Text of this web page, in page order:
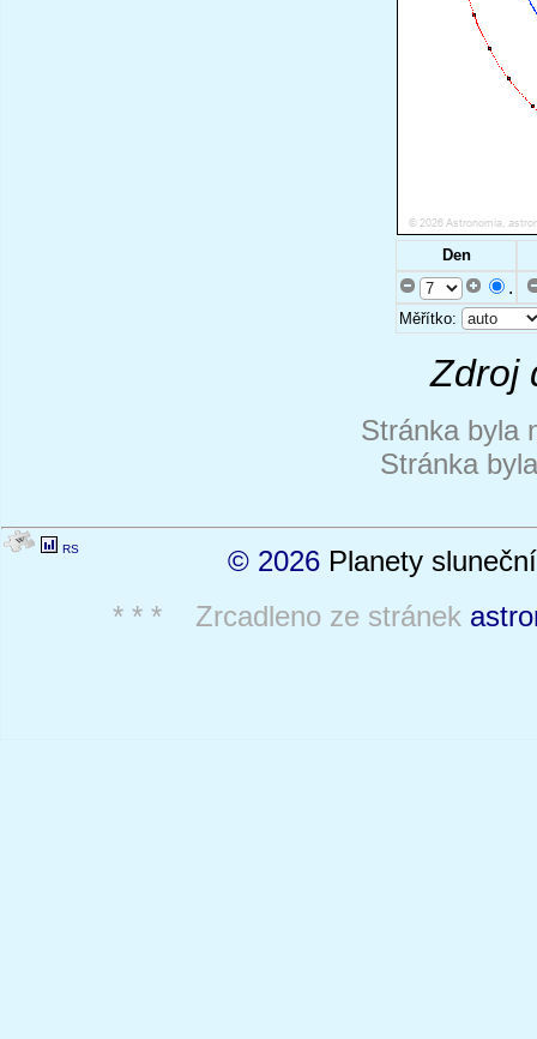
Den
.
Měřítko:
Zdroj
Stránka byla
Stránka
RS © 2026 Planety
* * * Zrcadleno ze stránek